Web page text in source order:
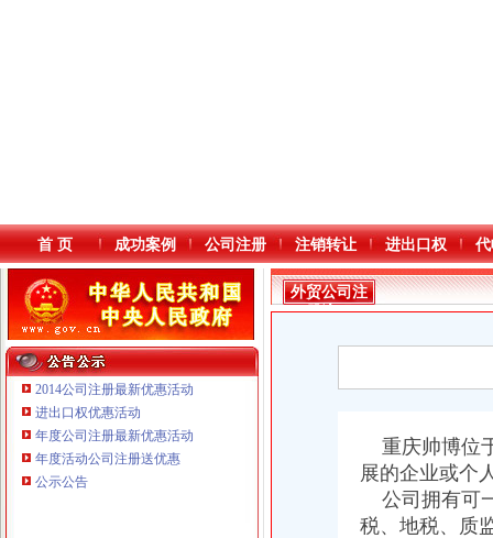
本站导航
首 页 成功案例 公司注册 注销转让 进出口权
2014公司注册最新优惠活动
进出口权优惠活动
年度公司注册最新优惠活动
年度活动公司注册送优惠
公示公告
重庆鸽牌电线电缆有限公司 渝北10010万 (进出口权)
重庆傲志众达投资咨询有限责任公司 渝九1000万 （增资）
外贸公司注
册流程
重庆帅博位
展的企业或个
公司拥有可
税、地税、质